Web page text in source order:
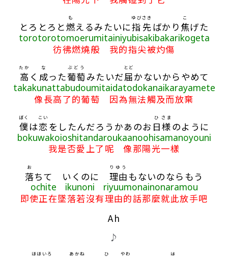
とろとろと燃
も
えるみたいに指
ゆび
先
さき
ばかり焦
こ
げた
torotorotomoerumitainiyubisakibakarikogeta
彷彿燃燒般 我的指尖被灼傷
高
たか
く 成
な
った葡萄
ぶどう
みたいだ届
とど
かないからやめて
takakunattabudoumitaidatodokanaikarayamete
像長高了的葡萄 因為無法觸及而放棄
僕
ぼく
は恋
こい
をしたんだろうかあのお 日
ひ
様
さま
のように
bokuwakoioshitandaroukaanoohisamanoyouni
我是否愛上了呢 像那陽光一樣
落
お
ちて いくのに 理由
りゆう
もないのならもう
ochite ikunoni riyuumonainonaramou
即使正在墜落若沒有理由的話那麼就此放手吧
Ah
♪
ほほ いろ あかね ひ やわ は